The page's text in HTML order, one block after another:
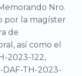
Nro.
por la magíster
de
así como el
2023-122,
TH-2023-